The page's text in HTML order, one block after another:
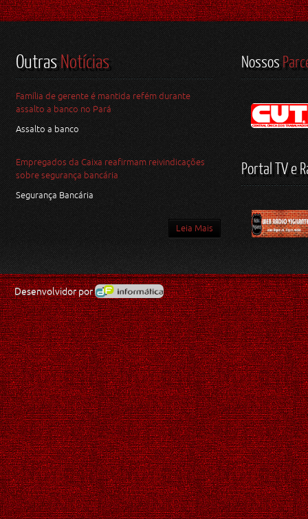
OutrasNotícias
Família de gerente é mantida refém durante
assalto a banco no Pará
Assalto a banco
Empregados da Caixa reafirmam reivindicações
sobre segurança bancária
Segurança Bancária
Leia Mais
Nossos
Portal TV e
Desenvolvidor por